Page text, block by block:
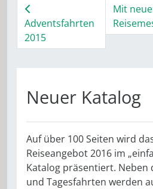
Adventsfahrten
2015
Mit
Neuer Katalog
Auf über 100 Seiten wird
Reiseangebot 2016 im
Katalog präsentiert. Neben
und Tagesfahrten werden